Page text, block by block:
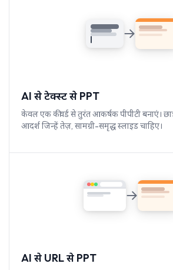
AI से टेक्स्ट से PPT
केवल एक कीवर्ड से तुरंत आकर्षक पीपीटी बनाएं।
आदर्श जिन्हें तेज़, सामग्री-समृद्ध स्लाइड चाहिए।
AI से URL से PPT